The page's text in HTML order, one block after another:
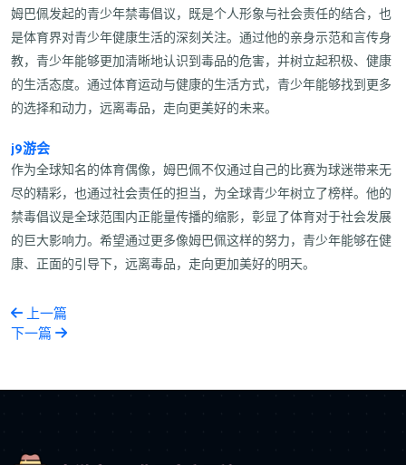
姆巴佩发起的青少年禁毒倡议，既是个人形象与社会责任的结合，也
是体育界对青少年健康生活的深刻关注。通过他的亲身示范和言传身
教，青少年能够更加清晰地认识到毒品的危害，并树立起积极、健康
的生活态度。通过体育运动与健康的生活方式，青少年能够找到更多
的选择和动力，远离毒品，走向更美好的未来。
j9游会
作为全球知名的体育偶像，姆巴佩不仅通过自己的比赛为球迷带来无
尽的精彩，也通过社会责任的担当，为全球青少年树立了榜样。他的
禁毒倡议是全球范围内正能量传播的缩影，彰显了体育对于社会发展
的巨大影响力。希望通过更多像姆巴佩这样的努力，青少年能够在健
康、正面的引导下，远离毒品，走向更加美好的明天。
上一篇
下一篇